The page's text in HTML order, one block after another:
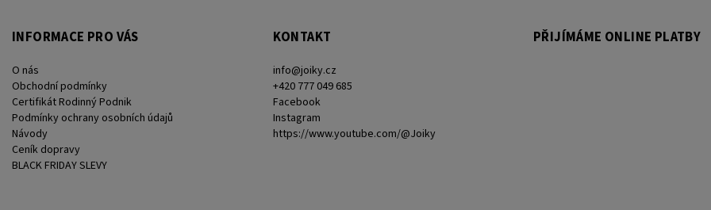
INFORMACE PRO VÁS
O nás
Obchodní podmínky
Certifikát Rodinný Podnik
Podmínky ochrany osobních údajů
Návody
Ceník dopravy
BLACK FRIDAY SLEVY
KONTAKT
info@joiky.cz
+420 777 049 685
Facebook
Instagram
https://www.youtube.com/@Joiky
PŘIJÍMÁME ONLINE PLATBY